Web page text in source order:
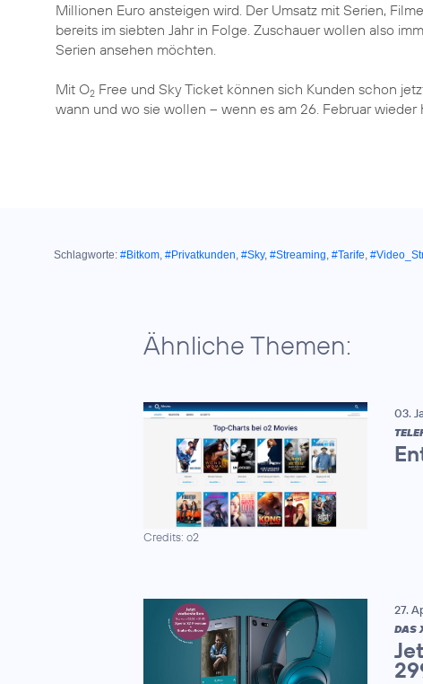
Millionen Euro ansteigen wird. Der Umsatz mit Serien,
bereits im siebten Jahr in Folge. Zuschauer wollen also
Serien ansehen möchten.
Mit O2 Free und Sky Ticket können sich Kunden schon
wann und wo sie wollen – wenn es am 26. Februar wieder
Schlagworte: #Bitkom, #Privatkunden, #Sky, #Streaming, #Tarife,
Ähnliche Themen:
Credits: o2
03.
27.
DAS